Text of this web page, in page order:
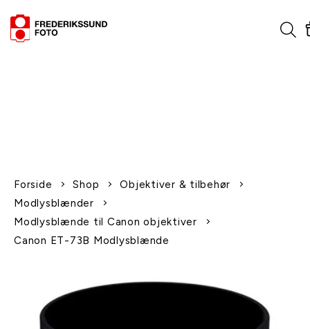
Forside Shop
Objektiver & tilbehør
Modlysblænder
Modlysblænde til Canon objektiver
Canon ET-73B Modlysblænde